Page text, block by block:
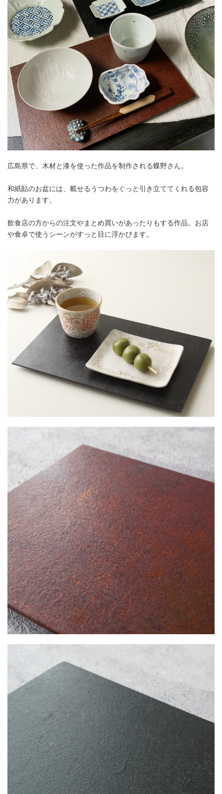
広島県で、木材と漆を使った作品を制作される蝶野さん。
和紙貼のお盆には、載せるうつわをぐっと引き立ててくれる包容
力があります。
飲食店の方からの注文やまとめ買いがあったりもする作品。お店
や食卓で使うシーンがすっと目に浮かびます。